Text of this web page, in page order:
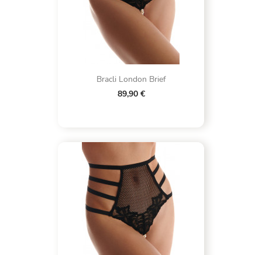
Bracli London Brief
89,90 €